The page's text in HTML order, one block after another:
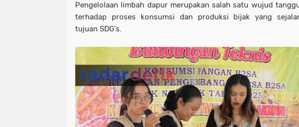
Pengelolaan limbah dapur merupakan salah satu wujud
terhadap proses konsumsi dan produksi bijak yang
tujuan SDG's.